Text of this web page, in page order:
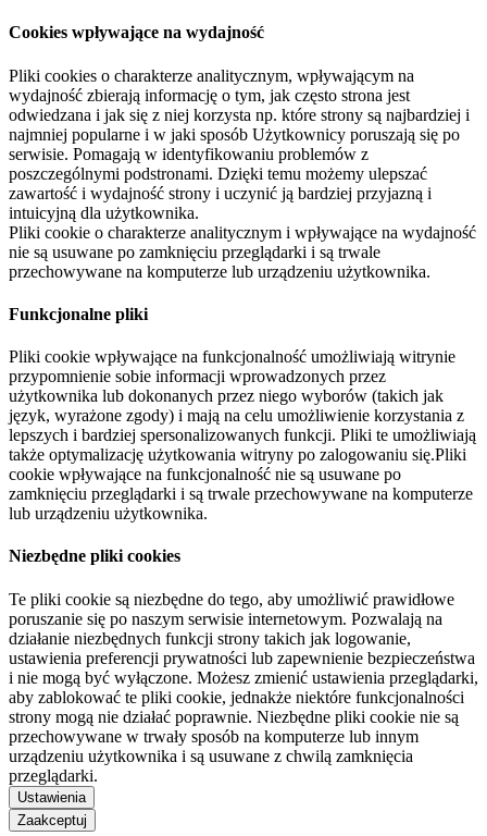
Cookies wpływające na wydajność
Pliki cookies o charakterze analitycznym, wpływającym na
wydajność zbierają informację o tym, jak często strona jest
odwiedzana i jak się z niej korzysta np. które strony są najbardziej i
najmniej popularne i w jaki sposób Użytkownicy poruszają się po
serwisie. Pomagają w identyfikowaniu problemów z
poszczególnymi podstronami. Dzięki temu możemy ulepszać
zawartość i wydajność strony i uczynić ją bardziej przyjazną i
intuicyjną dla użytkownika.
Pliki cookie o charakterze analitycznym i wpływające na wydajność
nie są usuwane po zamknięciu przeglądarki i są trwale
przechowywane na komputerze lub urządzeniu użytkownika.
Funkcjonalne pliki
Pliki cookie wpływające na funkcjonalność umożliwiają witrynie
przypomnienie sobie informacji wprowadzonych przez
użytkownika lub dokonanych przez niego wyborów (takich jak
język, wyrażone zgody) i mają na celu umożliwienie korzystania z
lepszych i bardziej spersonalizowanych funkcji. Pliki te umożliwiają
także optymalizację użytkowania witryny po zalogowaniu się.Pliki
cookie wpływające na funkcjonalność nie są usuwane po
zamknięciu przeglądarki i są trwale przechowywane na komputerze
lub urządzeniu użytkownika.
Niezbędne pliki cookies
Te pliki cookie są niezbędne do tego, aby umożliwić prawidłowe
poruszanie się po naszym serwisie internetowym. Pozwalają na
działanie niezbędnych funkcji strony takich jak logowanie,
ustawienia preferencji prywatności lub zapewnienie bezpieczeństwa
i nie mogą być wyłączone. Możesz zmienić ustawienia przeglądarki,
aby zablokować te pliki cookie, jednakże niektóre funkcjonalności
strony mogą nie działać poprawnie. Niezbędne pliki cookie nie są
przechowywane w trwały sposób na komputerze lub innym
urządzeniu użytkownika i są usuwane z chwilą zamknięcia
przeglądarki.
Ustawienia
Zaakceptuj